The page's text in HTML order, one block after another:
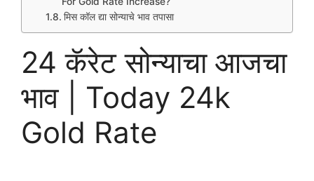
मिस कॉल द्या सोन्याचे भाव तपासा
24 कॅरेट सोन्याचा आजचा
भाव | Today 24k
Gold Rate